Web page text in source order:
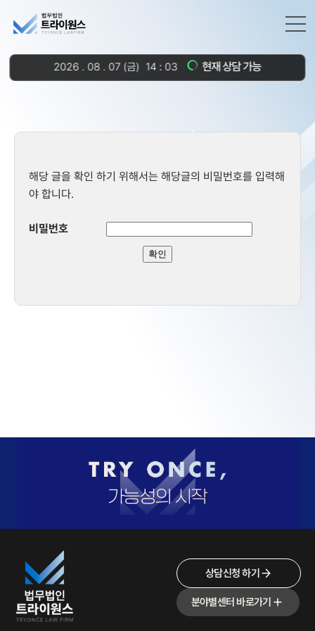
2026 . 08 . 07 (금) 14 03 현재 상담 가능
해당 글을 확인 하기 위해서는 해당글의 비밀번호를 입력해
야 합니다.
비밀번호
상담신청 하기
분야별센터 바로가기